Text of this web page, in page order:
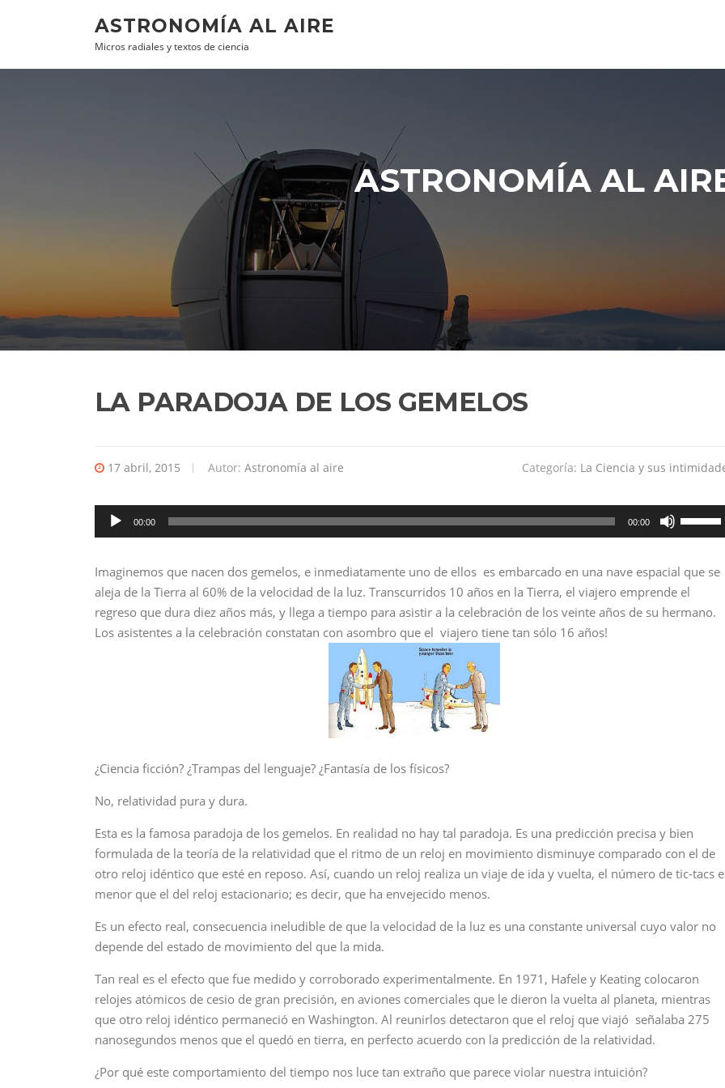
ASTRONOMÍA AL AIRE
Micros radiales y textos de ciencia
ASTRONOMÍA AL
LA PARADOJA DE LOS GEMELOS
17 abril, 2015 Autor: Astronomía al aire Categoría: La Ciencia y sus
Reproductor
audio
00:00 00:00
las
de
flecha
arriba/
Imaginemos que nacen dos gemelos, e inmediatamente uno de ellos es embarcado en una nave espacial que se
aleja de la Tierra al 60% de la velocidad de la luz. Transcurridos 10 años en la Tierra, el viajero emprende el
regreso que dura diez años más, y llega a tiempo para asistir a la celebración de los veinte años de su hermano.
Los asistentes a la celebración constatan con asombro que el viajero tiene tan sólo 16 años!
¿Ciencia ficción? ¿Trampas del lenguaje? ¿Fantasía de los físicos?
No, relatividad pura y dura.
Esta es la famosa paradoja de los gemelos. En realidad no hay tal paradoja. Es una predicción precisa y bien
formulada de la teoría de la relatividad que el ritmo de un reloj en movimiento disminuye comparado con el de
otro reloj idéntico que esté en reposo. Así, cuando un reloj realiza un viaje de ida y vuelta, el número de tic-tacs
menor que el del reloj estacionario; es decir, que ha envejecido menos.
Es un efecto real, consecuencia ineludible de que la velocidad de la luz es una constante universal cuyo valor no
depende del estado de movimiento del que la mida.
Tan real es el efecto que fue medido y corroborado experimentalmente. En 1971, Hafele y Keating colocaron
relojes atómicos de cesio de gran precisión, en aviones comerciales que le dieron la vuelta al planeta, mientras
que otro reloj idéntico permaneció en Washington. Al reunirlos detectaron que el reloj que viajó señalaba 275
nanosegundos menos que el quedó en tierra, en perfecto acuerdo con la predicción de la relatividad.
¿Por qué este comportamiento del tiempo nos luce tan extraño que parece violar nuestra intuición?